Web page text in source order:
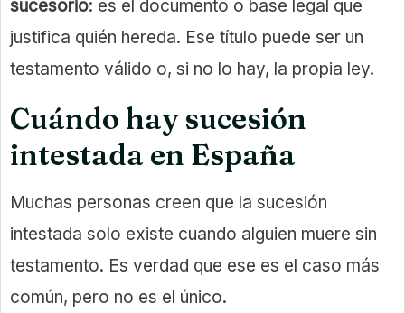
sucesorio: es el documento o base legal que
justifica quién hereda. Ese título puede ser un
testamento válido o, si no lo hay, la propia ley.
Cuándo hay sucesión
intestada en España
Muchas personas creen que la sucesión
intestada solo existe cuando alguien muere sin
testamento. Es verdad que ese es el caso más
común, pero no es el único.